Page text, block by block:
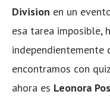
Division en un
esa tarea imposible,
independientemente
encontramos con
ahora es Leonora